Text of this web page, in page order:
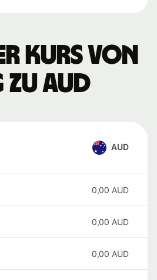
Kurs von
zu AUD
AUD
0,00 AUD
0,00 AUD
0,00 AUD